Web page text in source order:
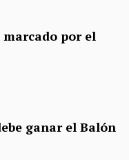
por el
ganar el Balón